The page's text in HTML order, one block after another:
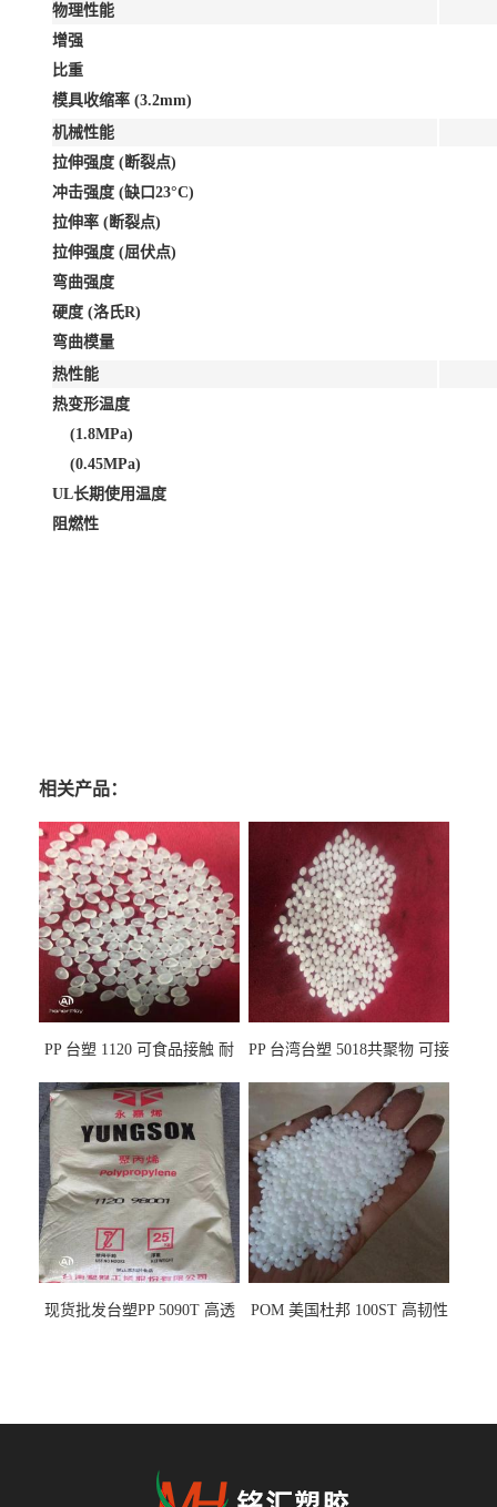
物理性能
增强
比重
模具收缩率 (3.2mm)
机械性能
拉伸强度 (断裂点)
冲击强度 (缺口23°C)
拉伸率 (断裂点)
拉伸强度 (屈伏点)
弯曲强度
硬度 (洛氏R)
弯曲模量
热性能
热变形温度
(1.8MPa)
(0.45MPa)
UL长期使用温度
阻燃性
相关产品：
PP 台塑 1120 可食品接触 耐
PP 台湾台塑 5018共聚物 可接
现货批发台塑PP 5090T 高透
POM 美国杜邦 100ST 高韧性